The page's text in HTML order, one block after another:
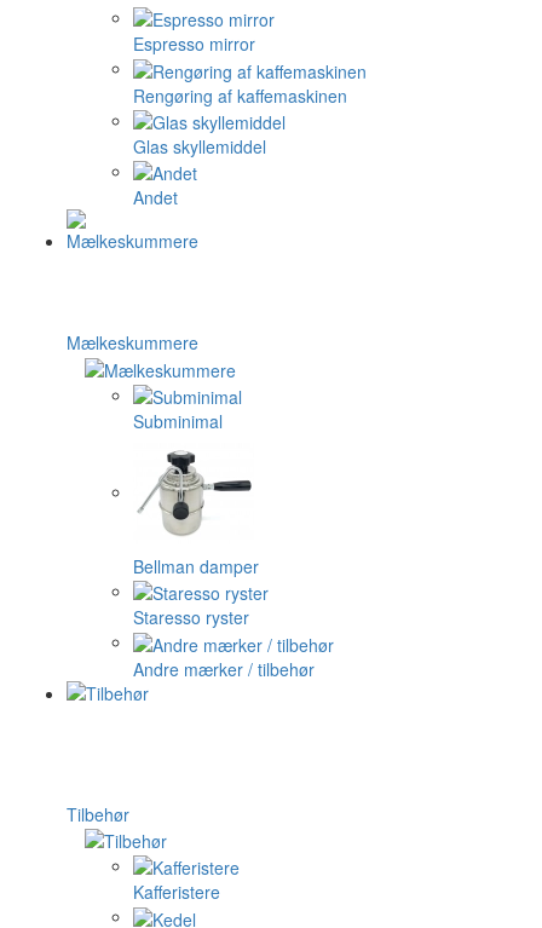
Espresso mirror
Rengøring af kaffemaskinen
Glas skyllemiddel
Andet
Mælkeskummere
Subminimal
Bellman damper
Staresso ryster
Andre mærker / tilbehør
Tilbehør
Kafferistere